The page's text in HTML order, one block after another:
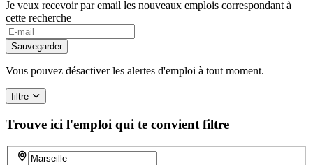
Je veux recevoir par email les nouveaux emplois correspondant à
cette recherche
Sauvegarder
Vous pouvez désactiver les alertes d'emploi à tout moment.
filtre
Trouve ici l'emploi qui te convient filtre